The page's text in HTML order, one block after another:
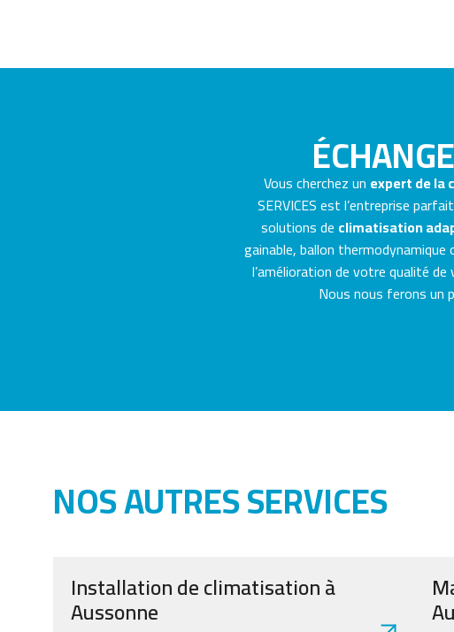
Vous cherchez un expert de
SERVICES est l’entreprise
solutions de climatisation
gainable, ballon thermodynamique
l’amélioration de votre qualité
Nous nous ferons un
NOS AUTRES SERVICES
Installation de climatisation à
Aussonne